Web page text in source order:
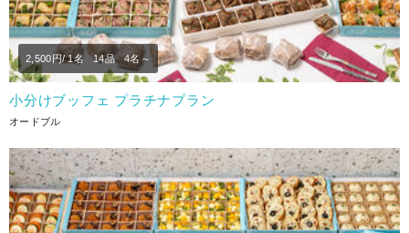
2,500円/ 1名 14品 4名～
小分けブッフェ プラチナプラン
オードブル